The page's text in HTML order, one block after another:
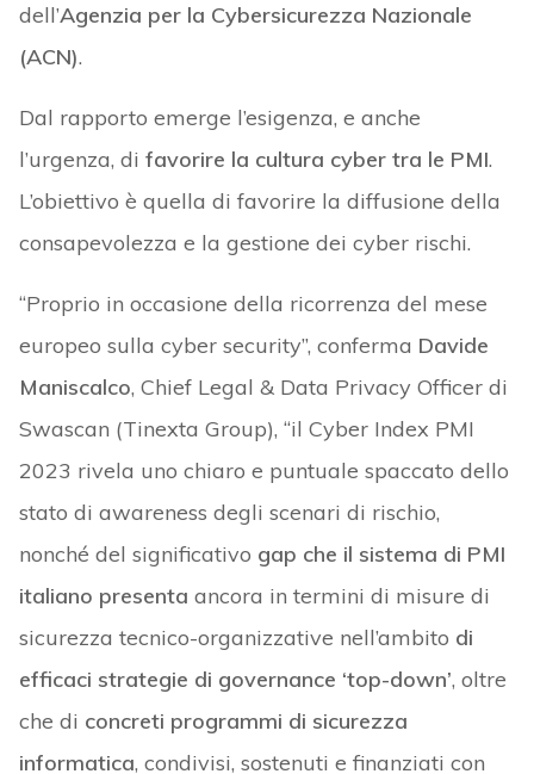
dell’Agenzia per la Cybersicurezza Nazionale
(ACN).
Dal rapporto emerge l’esigenza, e anche
l’urgenza, di favorire la cultura cyber tra le PMI.
L’obiettivo è quella di favorire la diffusione della
consapevolezza e la gestione dei cyber rischi.
“Proprio in occasione della ricorrenza del mese
europeo sulla cyber security”, conferma Davide
Maniscalco, Chief Legal & Data Privacy Officer di
Swascan (Tinexta Group), “il Cyber Index PMI
2023 rivela uno chiaro e puntuale spaccato dello
stato di awareness degli scenari di rischio,
nonché del significativo gap che il sistema di PMI
italiano presenta ancora in termini di misure di
sicurezza tecnico-organizzative nell’ambito di
efficaci strategie di governance ‘top-down’, oltre
che di concreti programmi di sicurezza
informatica, condivisi, sostenuti e finanziati con